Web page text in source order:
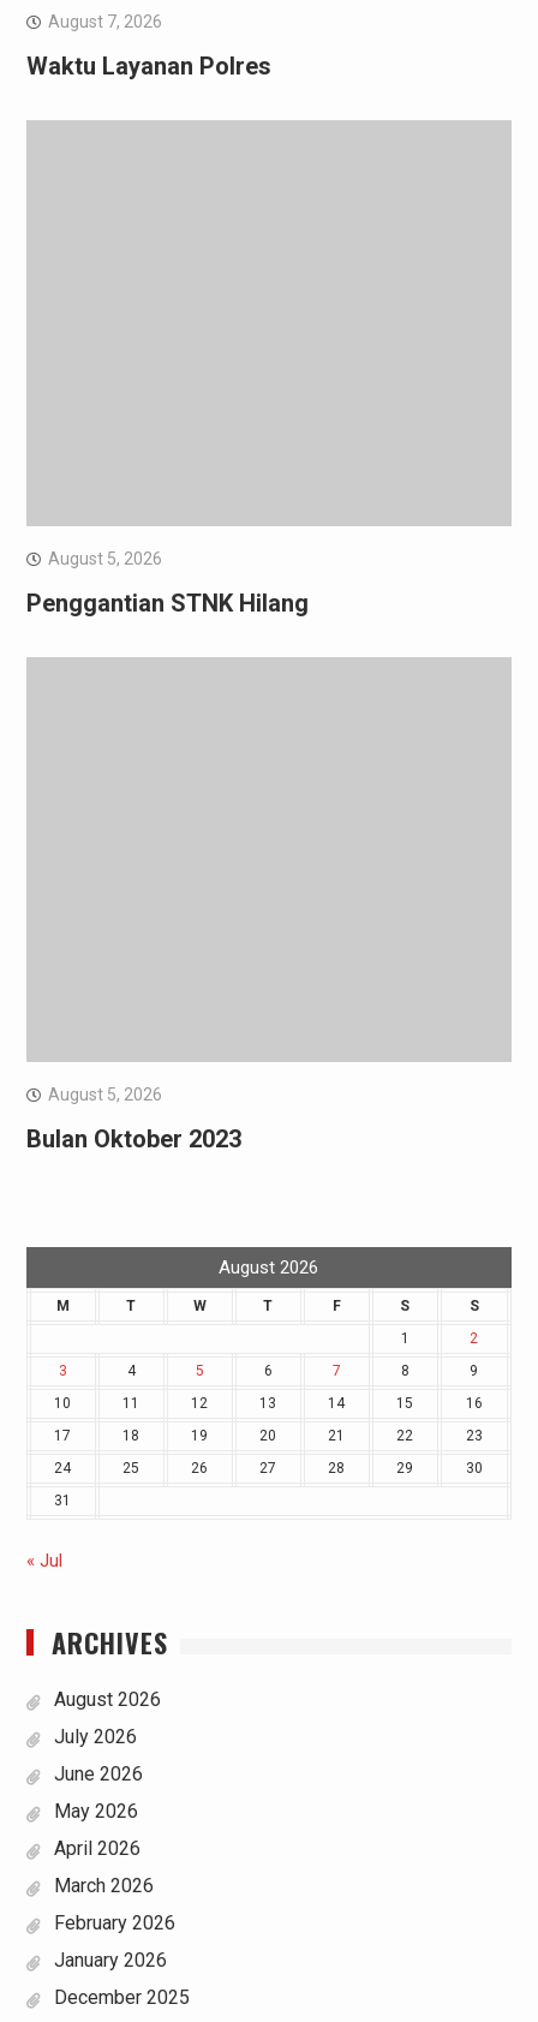
August 7, 2026
Waktu Layanan Polres
August 5, 2026
Penggantian STNK Hilang
August 5, 2026
Bulan Oktober 2023
August 2026
M T W T F S
S
1
2
3
4 5 6 7 8
9
10
11 12 13 14 15
16
17
18 19 20 21 22
23
24
25 26 27 28 29
30
31
« Jul
ARCHIVES
August 2026
July 2026
June 2026
May 2026
April 2026
March 2026
February 2026
January 2026
December 2025